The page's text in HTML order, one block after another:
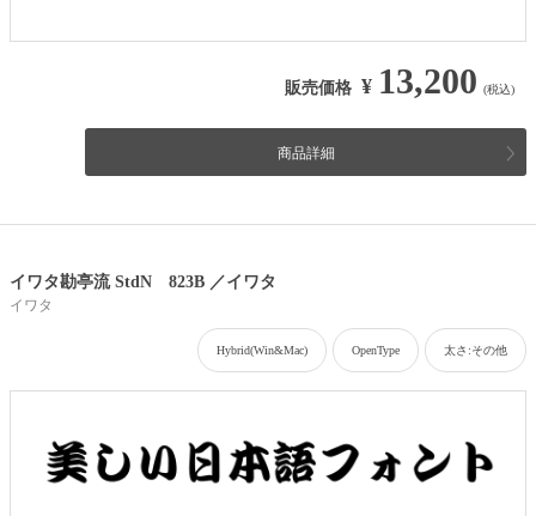
販売価格 ¥ 13,200 (税込)
商品詳細
イワタ勘亭流 StdN 823B ／イワタ
イワタ
Hybrid(Win&Mac) OpenType 太さ:その他